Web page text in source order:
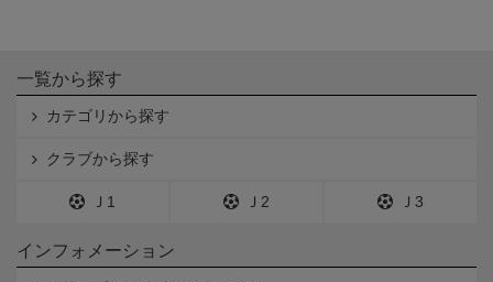
一覧から探す
カテゴリから探す
クラブから探す
Ｊ1 Ｊ2 Ｊ3
インフォメーション